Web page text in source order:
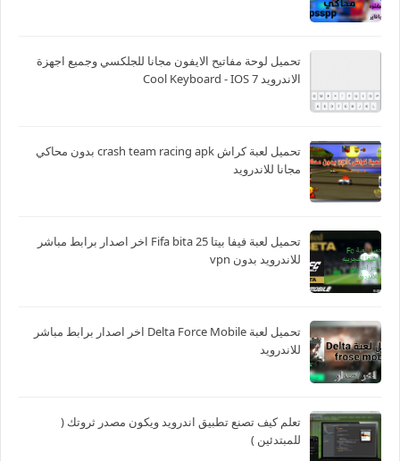
تحميل لوحة مفاتيح الايفون مجانا للجلكسي وجميع اجهزة
الاندرويد Cool Keyboard - IOS 7
تحميل لعبة كراش crash team racing apk بدون محاكي
مجانا للاندرويد
تحميل لعبة فيفا بيتا 25 Fifa bita اخر اصدار برابط مباشر
للاندرويد بدون vpn
تحميل لعبة Delta Force Mobile اخر اصدار برابط مباشر
للاندرويد
تعلم كيف تصنع تطبيق اندرويد ويكون مصدر ثروتك (
للمبتدئين )